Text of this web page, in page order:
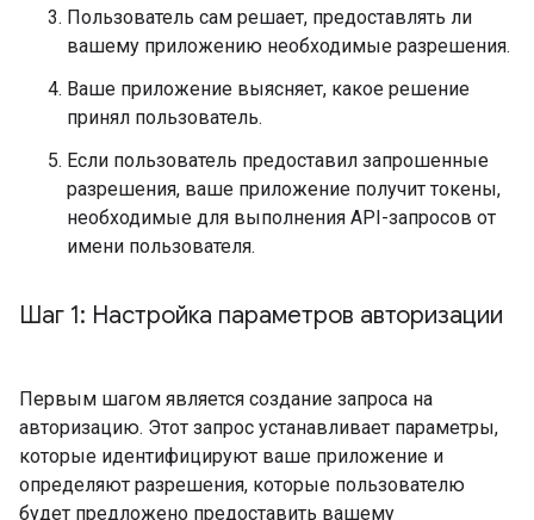
Пользователь сам решает, предоставлять ли
вашему приложению необходимые разрешения.
Ваше приложение выясняет, какое решение
принял пользователь.
Если пользователь предоставил запрошенные
разрешения, ваше приложение получит токены,
необходимые для выполнения API-запросов от
имени пользователя.
Шаг 1: Настройка параметров авторизации
Первым шагом является создание запроса на
авторизацию. Этот запрос устанавливает параметры,
которые идентифицируют ваше приложение и
определяют разрешения, которые пользователю
будет предложено предоставить вашему